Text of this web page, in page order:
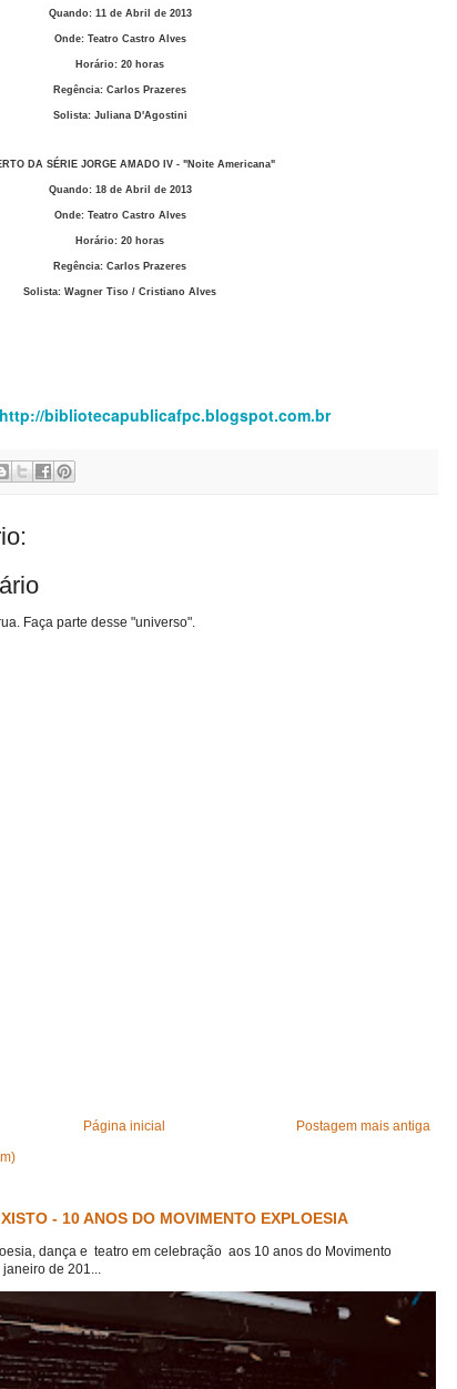
Quando: 11 de Abril de 2013
Onde: Teatro Castro Alves
Horário: 20 horas
Regência: Carlos Prazeres
Solista: Juliana D'Agostini
DA SÉRIE JORGE AMADO IV - "Noite Americana"
Quando: 18 de Abril de 2013
Onde: Teatro Castro Alves
Horário: 20 horas
Regência: Carlos Prazeres
Solista: Wagner Tiso / Cristiano Alves
Faça parte desse "universo".
Postagem mais antiga
Página inicial
- 10 ANOS DO MOVIMENTO EXPLOESIA
dança e teatro em celebração aos 10 anos do Movimento
de 201...